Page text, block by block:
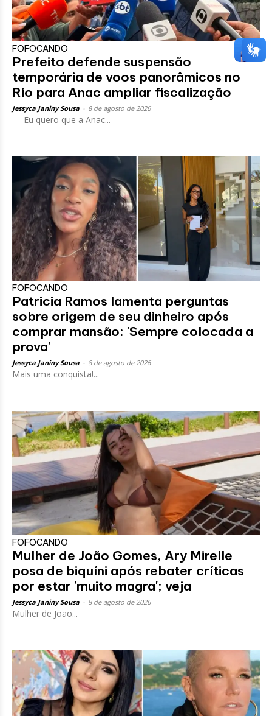
FOFOCANDO
Prefeito defende suspensão
temporária de voos panorâmicos no
Rio para Anac ampliar fiscalização
Jessyca Janiny Sousa 8 de agosto de 2026
— Eu quero que a Anac...
FOFOCANDO
Patricia Ramos lamenta perguntas
sobre origem de seu dinheiro após
comprar mansão: 'Sempre colocada a
prova'
Jessyca Janiny Sousa 8 de agosto de 2026
Mais uma conquista!...
FOFOCANDO
Mulher de João Gomes, Ary Mirelle
posa de biquíni após rebater críticas
por estar 'muito magra'; veja
Jessyca Janiny Sousa 8 de agosto de 2026
Mulher de João...